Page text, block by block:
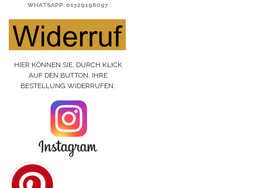
WHATSAPP: 01729196097
HIER KÖNNEN SIE, DURCH KLICK
AUF DEN BUTTON, IHRE
BESTELLUNG WIDERRUFEN.